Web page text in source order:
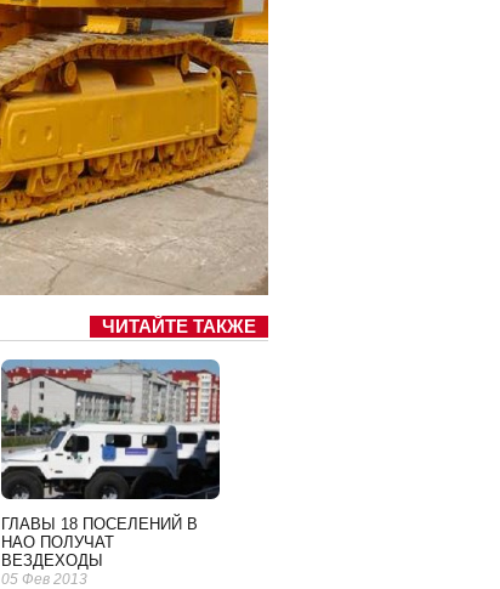
ЧИТАЙТЕ ТАКЖЕ
ГЛАВЫ 18 ПОСЕЛЕНИЙ В
НАО ПОЛУЧАТ
ВЕЗДЕХОДЫ
05 Фев 2013